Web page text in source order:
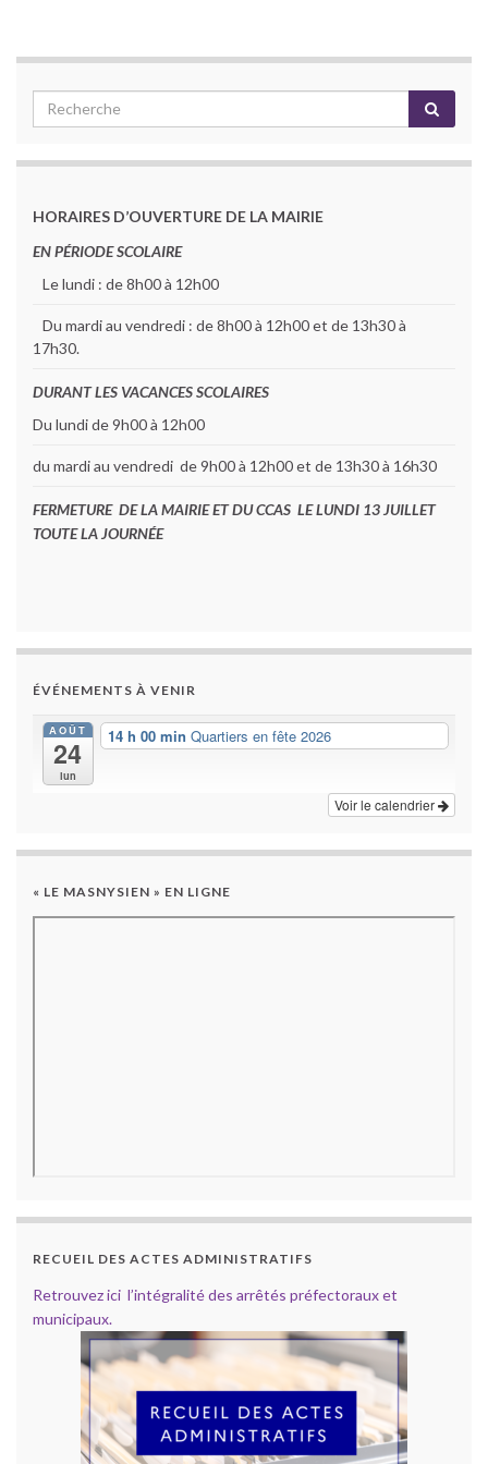
HORAIRES D’OUVERTURE DE LA MAIRIE
EN PÉRIODE SCOLAIRE
Le lundi : de 8h00 à 12h00
Du mardi au vendredi : de 8h00 à 12h00 et de 13h30 à
17h30.
DURANT LES VACANCES SCOLAIRES
Du lundi de 9h00 à 12h00
du mardi au vendredi de 9h00 à 12h00 et de 13h30 à 16h30
FERMETURE DE LA MAIRIE ET DU CCAS LE LUNDI 13 JUILLET
TOUTE LA JOURNÉE
ÉVÉNEMENTS À VENIR
AOÛT
24
lun
14 h 00 min Quartiers en fête 2026
Voir le calendrier
« LE MASNYSIEN » EN LIGNE
RECUEIL DES ACTES ADMINISTRATIFS
Retrouvez ici l’intégralité des arrêtés préfectoraux et
municipaux.